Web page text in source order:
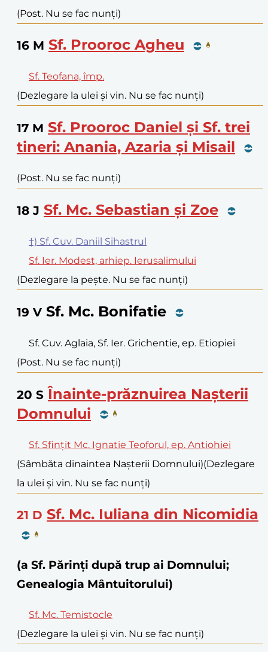
(Post. Nu se fac nunți)
16 M Sf. Prooroc Agheu
Sf. Teofana, împ.
(Dezlegare la ulei și vin. Nu se fac nunți)
17 M Sf. Prooroc Daniel și Sf. trei
tineri: Anania, Azaria și Misail
(Post. Nu se fac nunți)
18 J Sf. Mc. Sebastian și Zoe
†) Sf. Cuv. Daniil Sihastrul
Sf. Ier. Modest, arhiep. Ierusalimului
(Dezlegare la pește. Nu se fac nunți)
19 V Sf. Mc. Bonifatie
Sf. Cuv. Aglaia, Sf. Ier. Grichentie, ep. Etiopiei
(Post. Nu se fac nunți)
20 S Înainte-prăznuirea Nașterii
Domnului
Sf. Sfințit Mc. Ignatie Teoforul, ep. Antiohiei
(Sâmbăta dinaintea Nașterii Domnului)(Dezlegare
la ulei și vin. Nu se fac nunți)
21 D Sf. Mc. Iuliana din Nicomidia
(a Sf. Părinți după trup ai Domnului;
Genealogia Mântuitorului)
Sf. Mc. Temistocle
(Dezlegare la ulei și vin. Nu se fac nunți)